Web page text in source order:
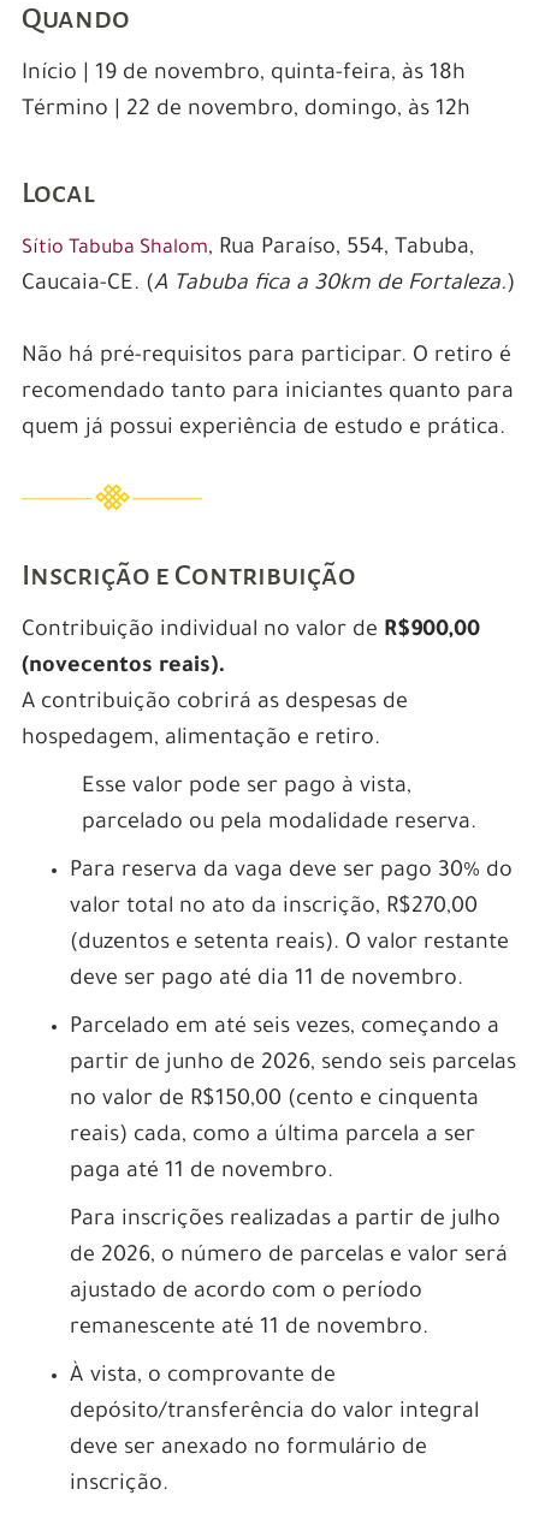
Quando
Início | 19 de novembro, quinta-feira, às 18h
Término | 22 de novembro, domingo, às 12h
Local
Sítio Tabuba Shalom, Rua Paraíso, 554, Tabuba,
Caucaia-CE. (A Tabuba fica a 30km de Fortaleza.)
Não há pré-requisitos para participar. O retiro é
recomendado tanto para iniciantes quanto para
quem já possui experiência de estudo e prática.
Inscrição e Contribuição
Contribuição individual no valor de R$900,00
(novecentos reais).
A contribuição cobrirá as despesas de
hospedagem, alimentação e retiro.
Esse valor pode ser pago à vista,
parcelado ou pela modalidade reserva.
Para reserva da vaga deve ser pago 30% do
valor total no ato da inscrição, R$270,00
(duzentos e setenta reais). O valor restante
deve ser pago até dia 11 de novembro.
Parcelado em até seis vezes, começando a
partir de junho de 2026, sendo seis parcelas
no valor de R$150,00 (cento e cinquenta
reais) cada, como a última parcela a ser
paga até 11 de novembro.
Para inscrições realizadas a partir de julho
de 2026, o número de parcelas e valor será
ajustado de acordo com o período
remanescente até 11 de novembro.
À vista, o comprovante de
depósito/transferência do valor integral
deve ser anexado no formulário de
inscrição.